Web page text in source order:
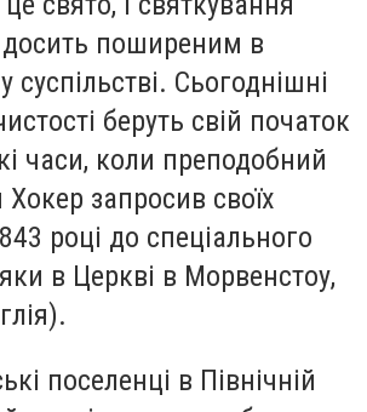
поширеним в
Сьогоднішні
беруть свій початок
часи, коли преподобний
Хокер запросив своїх
році до спеціального
в Церкві в Морвенстоу,
поселенці в Північній